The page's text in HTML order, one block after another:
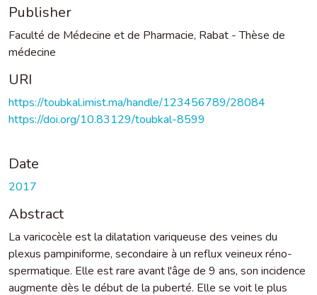
Publisher
Faculté de Médecine et de Pharmacie, Rabat - Thèse de
médecine
URI
https://toubkal.imist.ma/handle/123456789/28084
https://doi.org/10.83129/toubkal-8599
Date
2017
Abstract
La varicocèle est la dilatation variqueuse des veines du
plexus pampiniforme, secondaire à un reflux veineux réno-
spermatique. Elle est rare avant l'âge de 9 ans, son incidence
augmente dès le début de la puberté. Elle se voit le plus